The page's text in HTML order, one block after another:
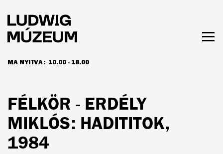
tartalomra
MA NYITVA: 10.00 - 18.00
NYITVATARTÁS ÉS JEGYÁRAK
FÉLKÖR - ERDÉLY
MIKLÓS: HADITITOK,
1984